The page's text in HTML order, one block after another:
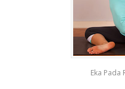
Eka Pada